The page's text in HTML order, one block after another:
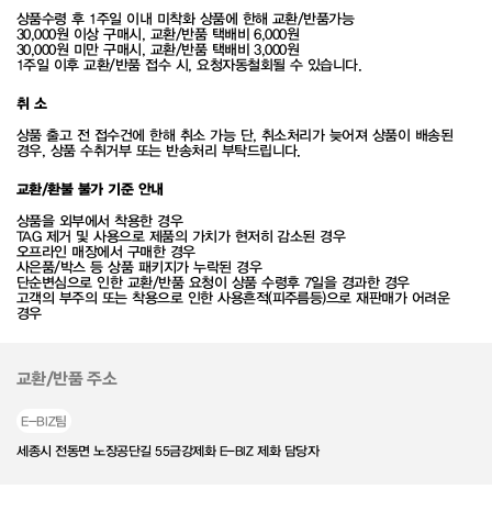
상품수령 후 1주일 이내 미착화 상품에 한해 교환/반품가능
30,000원 이상 구매시, 교환/반품 택배비 6,000원
30,000원 미만 구매시, 교환/반품 택배비 3,000원
1주일 이후 교환/반품 접수 시, 요청자동철회될 수 있습니다.
취 소
상품 출고 전 접수건에 한해 취소 가능 단, 취소처리가 늦어져 상품이 배송된
경우, 상품 수취거부 또는 반송처리 부탁드립니다.
교환/환불 불가 기준 안내
상품을 외부에서 착용한 경우
TAG 제거 및 사용으로 제품의 가치가 현저히 감소된 경우
오프라인 매장에서 구매한 경우
사은품/박스 등 상품 패키지가 누락된 경우
단순변심으로 인한 교환/반품 요청이 상품 수령후 7일을 경과한 경우
고객의 부주의 또는 착용으로 인한 사용흔적(피주름등)으로 재판매가 어려운
경우
교환/반품 주소
E-BIZ팀
세종시 전동면 노장공단길 55금강제화 E-BIZ 제화 담당자